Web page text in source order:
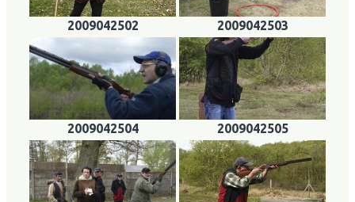
2009042502 2009042503
2009042504 2009042505